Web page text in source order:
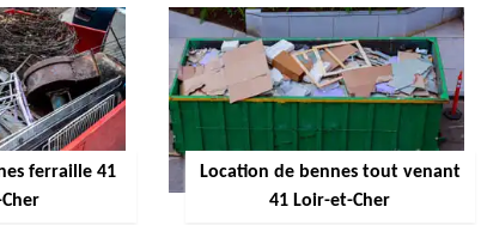
ferraille 41
Location de bennes tout venant
41 Loir-et-Cher